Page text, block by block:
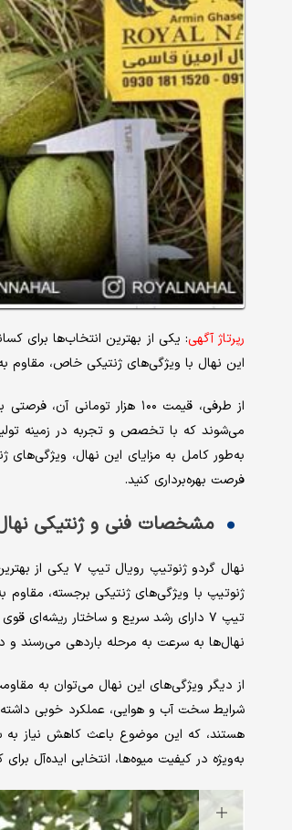
رپرتاژ آگهی
این نهال با ویژگی‌های ژنتیکی خاص، مقاوم
از طرفی، قیمت ۱۰۰ هزار
می‌شوند که با تخصص و تجربه در زمینه
به‌طور کامل به مزایای این نهال، ویژگی‌های
فرصت بهره‌برداری کنید.
مشخصات فنی و ژنتیکی
نهال گردو
ژنوتیپ با ویژگی‌های ژنتیکی برجسته، مقاوم
تیپ ۷ دارای رشد سریع و ساختار
نهال‌ها به سرعت به مرحله باردهی می‌رسند و
از دیگر ویژگی‌های این نهال می‌توان به
هستند، که این موضوع باعث کاهش نیاز
به‌ویژه در کیفیت میوه‌ها، انتخابی ایده‌آل